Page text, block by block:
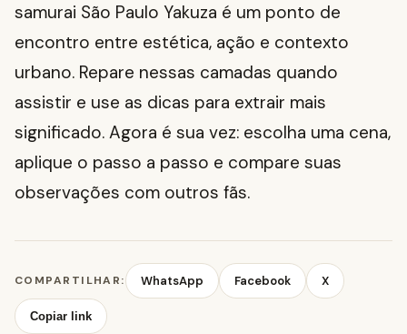
samurai São Paulo Yakuza é um ponto de
encontro entre estética, ação e contexto
urbano. Repare nessas camadas quando
assistir e use as dicas para extrair mais
significado. Agora é sua vez: escolha uma cena,
aplique o passo a passo e compare suas
observações com outros fãs.
COMPARTILHAR: WhatsApp Facebook X
Copiar link